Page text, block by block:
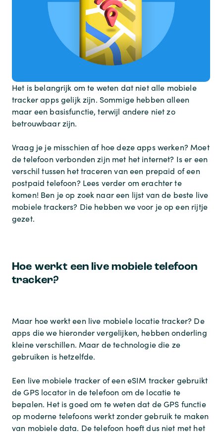
Het is belangrijk om te weten dat niet alle mobiele
tracker apps gelijk zijn. Sommige hebben alleen
maar een basisfunctie, terwijl andere niet zo
betrouwbaar zijn.
Vraag je je misschien af hoe deze apps werken? Moet
de telefoon verbonden zijn met het internet? Is er een
verschil tussen het traceren van een prepaid of een
postpaid telefoon? Lees verder om erachter te
komen! Ben je op zoek naar een lijst van de beste live
mobiele trackers? Die hebben we voor je op een rijtje
gezet.
Hoe werkt een live mobiele telefoon
tracker?
Maar hoe werkt een live mobiele locatie tracker? De
apps die we hieronder vergelijken, hebben onderling
kleine verschillen. Maar de technologie die ze
gebruiken is hetzelfde.
Een live mobiele tracker of een eSIM tracker gebruikt
de GPS locator in de telefoon om de locatie te
bepalen. Het is goed om te weten dat de GPS functie
op moderne telefoons werkt zonder gebruik te maken
van mobiele data. De telefoon hoeft dus niet met het